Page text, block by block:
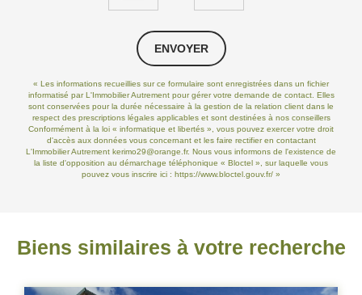
ENVOYER
« Les informations recueillies sur ce formulaire sont enregistrées dans un fichier
informatisé par L'Immobilier Autrement pour gérer votre demande de contact. Elles
sont conservées pour la durée nécessaire à la gestion de la relation client dans le
respect des prescriptions légales applicables et sont destinées à nos conseillers
Conformément à la loi « informatique et libertés », vous pouvez exercer votre droit
d'accès aux données vous concernant et les faire rectifier en contactant
L'Immobilier Autrement kerimo29@orange.fr. Nous vous informons de l'existence de
la liste d'opposition au démarchage téléphonique « Bloctel », sur laquelle vous
pouvez vous inscrire ici : https://www.bloctel.gouv.fr/ »
Biens similaires à votre recherche